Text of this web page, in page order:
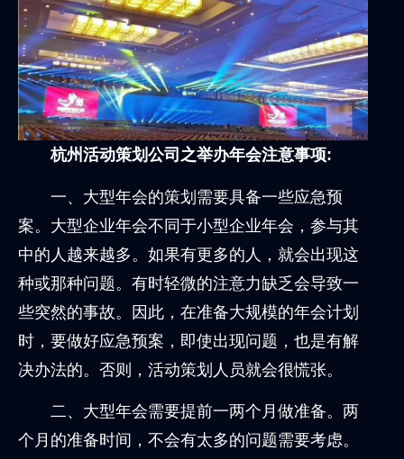
杭州活动策划公司之举办年会注意事项:
一、大型年会的策划需要具备一些应急预
案。大型企业年会不同于小型企业年会，参与其
中的人越来越多。如果有更多的人，就会出现这
种或那种问题。有时轻微的注意力缺乏会导致一
些突然的事故。因此，在准备大规模的年会计划
时，要做好应急预案，即使出现问题，也是有解
决办法的。否则，活动策划人员就会很慌张。
二、大型年会需要提前一两个月做准备。两
个月的准备时间，不会有太多的问题需要考虑。